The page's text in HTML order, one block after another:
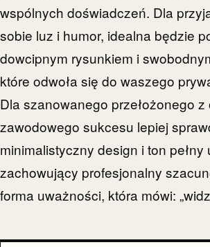
wspólnych doświadczeń. Dla
sobie luz i humor, idealna będzie
dowcipnym rysunkiem i
które odwoła się do waszego
Dla szanowanego przełożonego z
zawodowego sukcesu lepiej
minimalistyczny design i ton pełny
zachowujący profesjonalny
forma uważności, która mówi: